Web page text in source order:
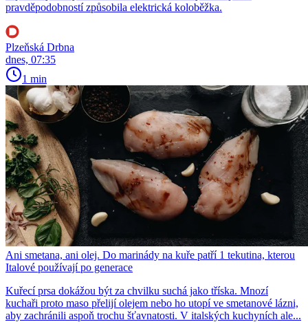
pravděpodobností způsobila elektrická koloběžka.
Plzeňská Drbna
dnes, 07:35
1 min
Ani smetana, ani olej. Do marinády na kuře patří 1 tekutina, kterou
Italové používají po generace
Kuřecí prsa dokážou být za chvilku suchá jako tříska. Mnozí
kuchaři proto maso přelijí olejem nebo ho utopí ve smetanové lázni,
aby zachránili aspoň trochu šťavnatosti. V italských kuchyních ale...